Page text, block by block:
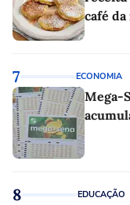
café da
7 ECONOMIA
Mega-
8 EDUCAÇÃO